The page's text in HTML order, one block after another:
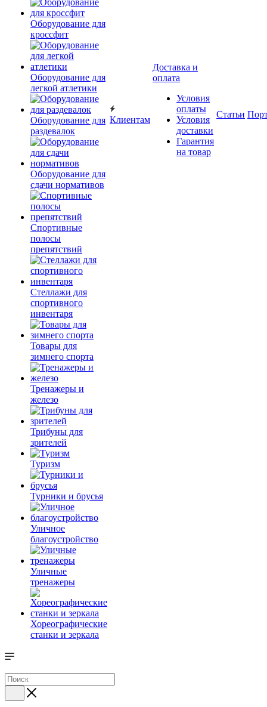
Оборудование для
кроссфит
Оборудование для
легкой атлетики
Оборудование для
раздевалок
Оборудование для
сдачи нормативов
Спортивные
полосы
препятствий
Стеллажи для
спортивного
инвентаря
Товары для
зимнего спорта
Тренажеры и
железо
Трибуны для
зрителей
Туризм
Турники и брусья
Уличное
благоустройство
Уличные
тренажеры
Хореографические
станки и зеркала
Клиентам
Доставка и
оплата
Условия
оплаты
Условия
доставки
Гарантия
на товар
Статьи